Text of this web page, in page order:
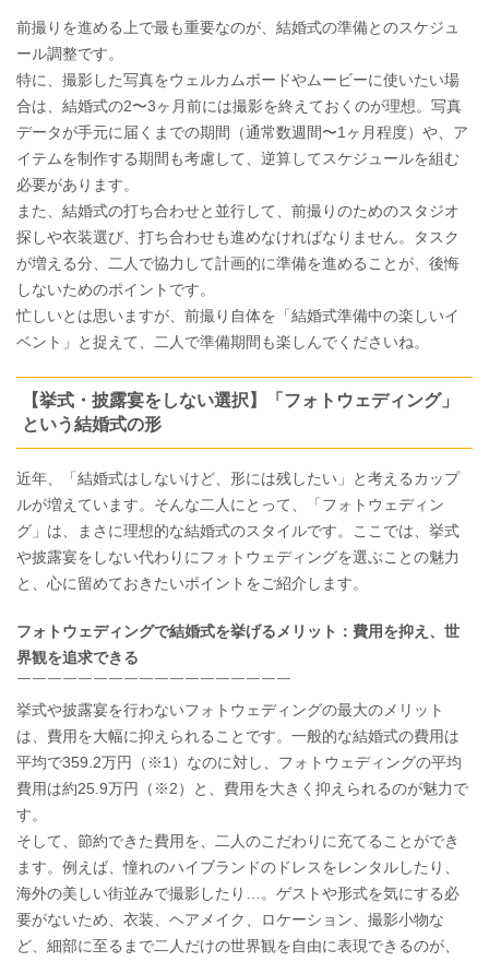
前撮りを進める上で最も重要なのが、結婚式の準備とのスケジュ
ール調整です。
特に、撮影した写真をウェルカムボードやムービーに使いたい場
合は、結婚式の2〜3ヶ月前には撮影を終えておくのが理想。写真
データが手元に届くまでの期間（通常数週間〜1ヶ月程度）や、ア
イテムを制作する期間も考慮して、逆算してスケジュールを組む
必要があります。
また、結婚式の打ち合わせと並行して、前撮りのためのスタジオ
探しや衣装選び、打ち合わせも進めなければなりません。タスク
が増える分、二人で協力して計画的に準備を進めることが、後悔
しないためのポイントです。
忙しいとは思いますが、前撮り自体を「結婚式準備中の楽しいイ
ベント」と捉えて、二人で準備期間も楽しんでくださいね。
【挙式・披露宴をしない選択】「フォトウェディング」
という結婚式の形
近年、「結婚式はしないけど、形には残したい」と考えるカップ
ルが増えています。そんな二人にとって、「フォトウェディン
グ」は、まさに理想的な結婚式のスタイルです。ここでは、挙式
や披露宴をしない代わりにフォトウェディングを選ぶことの魅力
と、心に留めておきたいポイントをご紹介します。
フォトウェディングで結婚式を挙げるメリット：費用を抑え、世
界観を追求できる
￣￣￣￣￣￣￣￣￣￣￣￣￣￣￣￣￣￣
挙式や披露宴を行わないフォトウェディングの最大のメリット
は、費用を大幅に抑えられることです。一般的な結婚式の費用は
平均で359.2万円（※1）なのに対し、フォトウェディングの平均
費用は約25.9万円（※2）と、費用を大きく抑えられるのが魅力で
す。
そして、節約できた費用を、二人のこだわりに充てることができ
ます。例えば、憧れのハイブランドのドレスをレンタルしたり、
海外の美しい街並みで撮影したり…。ゲストや形式を気にする必
要がないため、衣装、ヘアメイク、ロケーション、撮影小物な
ど、細部に至るまで二人だけの世界観を自由に表現できるのが、